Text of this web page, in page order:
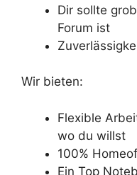
Dir sollte
Forum ist
Wir bieten:
Flexible
wo du willst
100%
Ein Top